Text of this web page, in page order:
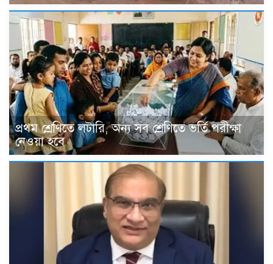
প্রথম শ্রেণিতে লটারি, অন্য সব শ্রেণিতে ভর্তি পরীক্ষা
নেওয়া হবে